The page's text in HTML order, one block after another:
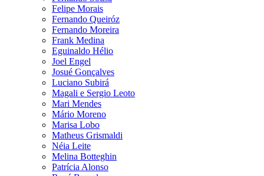
Felipe Morais
Fernando Queiróz
Fernando Moreira
Frank Medina
Eguinaldo Hélio
Joel Engel
Josué Gonçalves
Luciano Subirá
Magali e Sergio Leoto
Mari Mendes
Mário Moreno
Marisa Lobo
Matheus Grismaldi
Néia Leite
Melina Botteghin
Patrícia Alonso